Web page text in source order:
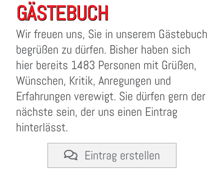
GÄSTEBUCH
Wir freuen uns, Sie in unserem Gästebuch
begrüßen zu dürfen. Bisher haben sich
hier bereits 1483 Personen mit Grüßen,
Wünschen, Kritik, Anregungen und
Erfahrungen verewigt. Sie dürfen gern der
nächste sein, der uns einen Eintrag
hinterlässt.
Eintrag erstellen